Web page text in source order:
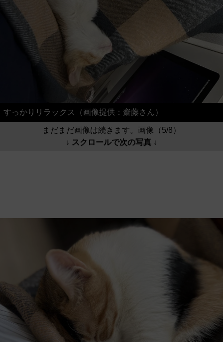
すっかりリラックス（画像提供：齋藤さん）
まだまだ画像は続きます。画像（5/8）
↓ スクロールで次の写真 ↓